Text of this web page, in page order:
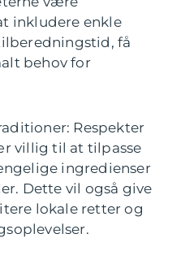
inkludere enkle
få
behov for
Respekter
villig til at tilpasse
ingredienser
Dette vil også give
lokale retter og